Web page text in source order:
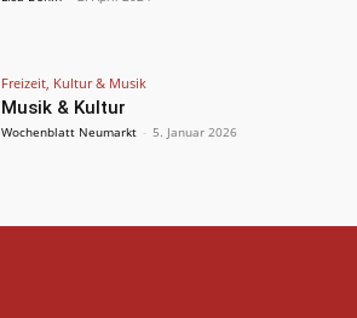
Freizeit, Kultur & Musik
Musik & Kultur
Wochenblatt Neumarkt - 5. Januar 2026